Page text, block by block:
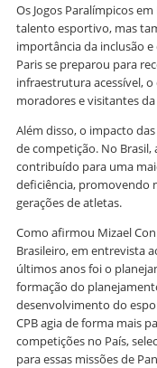
Os Jogos Paralímpicos
talento esportivo, mas
importância da inclusão
Paris se preparou para
infraestrutura acessível,
moradores e visitantes
Além disso, o impacto
de competição. No
contribuído para uma
deficiência, promovendo
gerações de atletas.
Como afirmou Mizael
Brasileiro, em entrevista
últimos anos foi o
formação do
desenvolvimento do
CPB agia de forma mais
competições no País,
para essas missões de